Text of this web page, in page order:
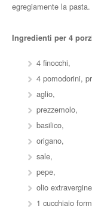
egregiamente la pasta.
Ingredienti per 4
4 finocchi,
4 pomodorini,
aglio,
prezzemolo,
basilico,
origano,
sale,
pepe,
olio
1 cucchiaio